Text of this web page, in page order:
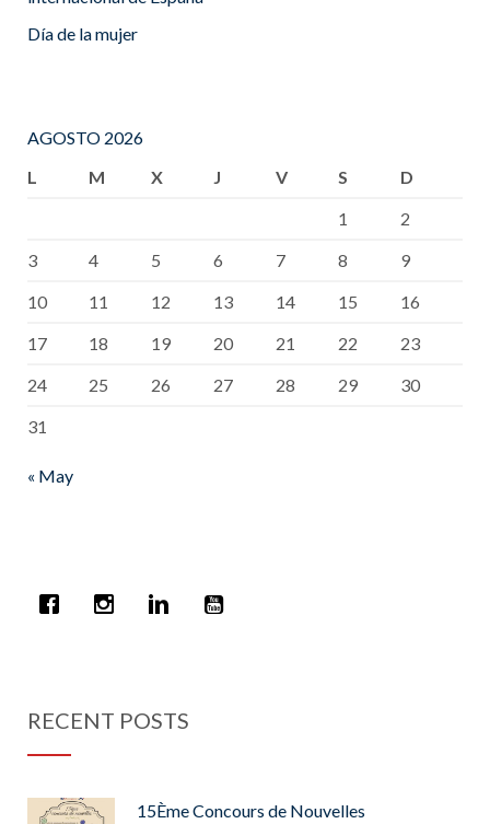
Día de la mujer
AGOSTO 2026
L
M X J V S
D
1
2
3
4 5 6 7 8
9
10
11 12 13 14 15
16
17
18 19 20 21 22
23
24
25 26 27 28 29
30
31
« May
RECENT POSTS
15Ème Concours de Nouvelles